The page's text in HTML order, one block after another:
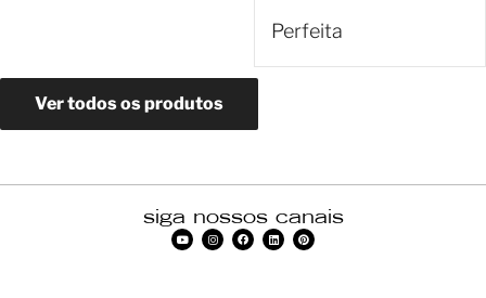
Perfeita
Ver todos os produtos
siga nossos canais